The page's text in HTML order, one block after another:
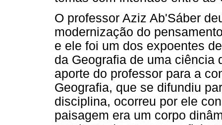
O professor Aziz Ab'Sáber
modernização do
e ele foi um dos expoentes
da Geografia de uma ciência
aporte do professor para a
Geografia, que se difundiu
disciplina, ocorreu por ele
paisagem era um corpo